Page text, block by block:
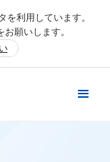
を利用しています。
願いします。